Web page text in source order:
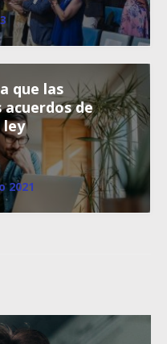
que las
acuerdos de
ley
2021